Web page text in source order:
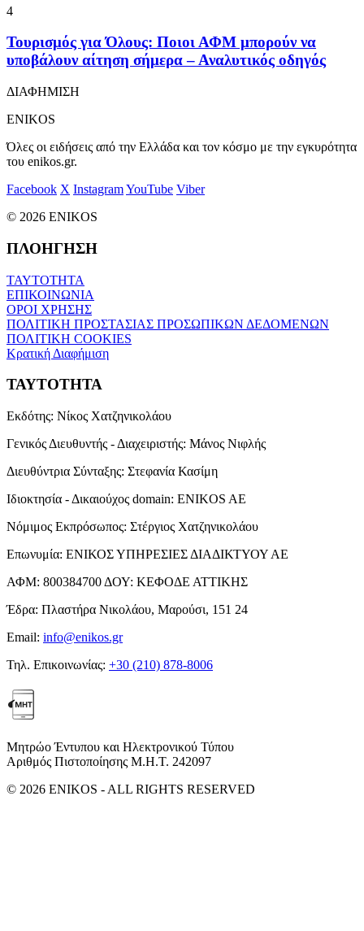
4
Τουρισμός για Όλους: Ποιοι ΑΦΜ μπορούν να
υποβάλουν αίτηση σήμερα – Αναλυτικός οδηγός
ΔΙΑΦΗΜΙΣΗ
ENIKOS
Όλες οι ειδήσεις από την Ελλάδα και τον κόσμο με την εγκυρότητα
του enikos.gr.
Facebook X InstagramYouTube Viber
© 2026 ENIKOS
ΠΛΟΗΓΗΣΗ
ΤΑΥΤΟΤΗΤΑ
ΕΠΙΚΟΙΝΩΝΙΑ
ΟΡΟΙ ΧΡΗΣΗΣ
ΠΟΛΙΤΙΚΗ ΠΡΟΣΤΑΣΙΑΣ ΠΡΟΣΩΠΙΚΩΝ ΔΕΔΟΜΕΝΩΝ
ΠΟΛΙΤΙΚΗ COOKIES
Κρατική Διαφήμιση
ΤΑΥΤΟΤΗΤΑ
Εκδότης: Νίκος Χατζηνικολάου
Γενικός Διευθυντής - Διαχειριστής: Μάνος Νιφλής
Διευθύντρια Σύνταξης: Στεφανία Κασίμη
Ιδιοκτησία - Δικαιούχος domain: ENIKOS AE
Νόμιμος Εκπρόσωπος: Στέργιος Χατζηνικολάου
Επωνυμία: ΕΝΙΚΟΣ ΥΠΗΡΕΣΙΕΣ ΔΙΑΔΙΚΤΥΟΥ ΑΕ
ΑΦΜ: 800384700 ΔΟΥ: ΚΕΦΟΔΕ ΑΤΤΙΚΗΣ
Έδρα: Πλαστήρα Νικολάου, Μαρούσι, 151 24
Email: info@enikos.gr
Τηλ. Επικοινωνίας: +30 (210) 878-8006
Μητρώο Έντυπου και Ηλεκτρονικού Τύπου
Αριθμός Πιστοποίησης Μ.Η.Τ. 242097
© 2026 ENIKOS - ALL RIGHTS RESERVED